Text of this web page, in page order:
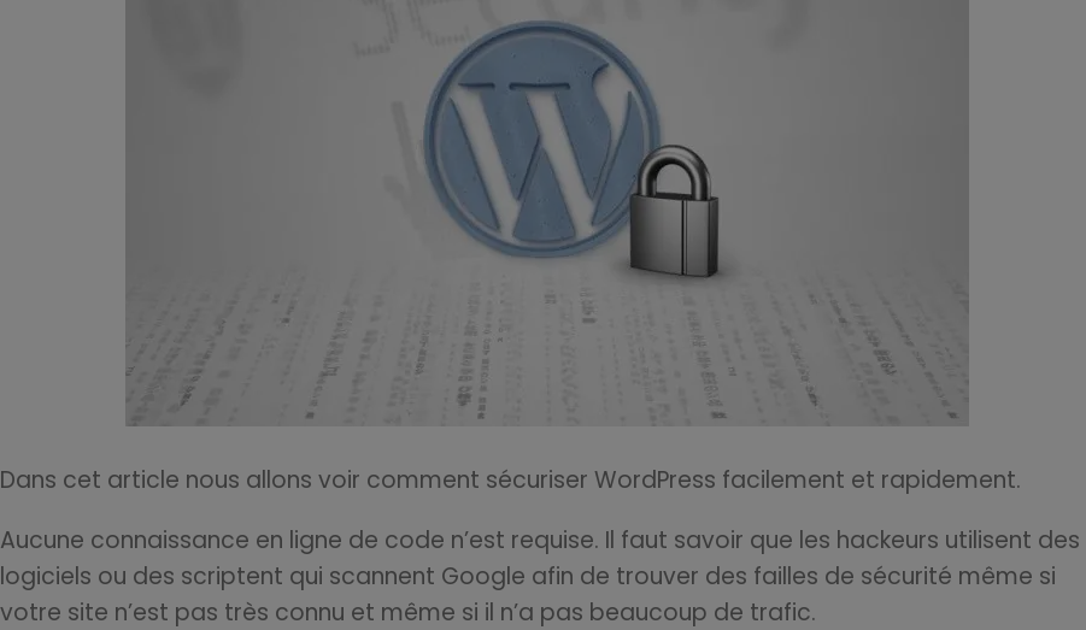
Dans cet article nous allons voir comment sécuriser WordPress facilement et rapidement.
Aucune connaissance en ligne de code n’est requise. Il faut savoir que les hackeurs utilisent des
logiciels ou des scriptent qui scannent Google afin de trouver des failles de sécurité même si
votre site n’est pas très connu et même si il n’a pas beaucoup de trafic.